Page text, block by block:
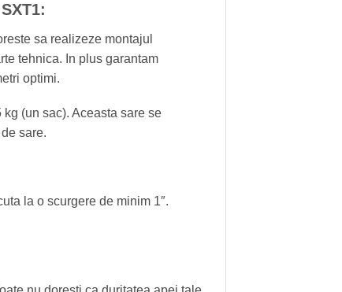
sa realizeze montajul
tehnica. In plus garantam
optimi.
(un sac). Aceasta sare se
sare.
la o scurgere de minim 1″.